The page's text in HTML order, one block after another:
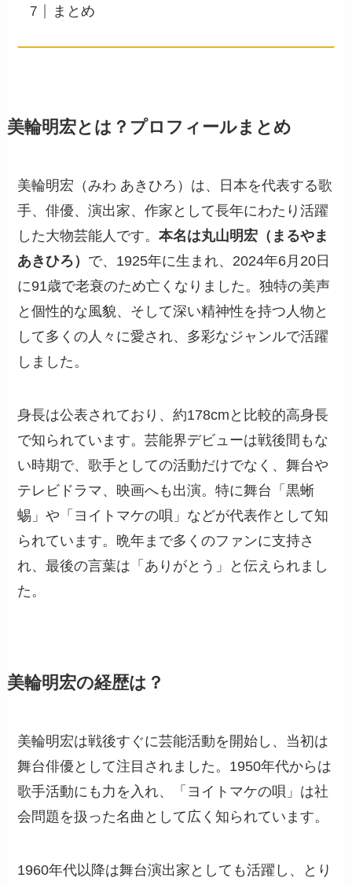
まとめ
美輪明宏とは？プロフィールまとめ
美輪明宏（みわ あきひろ）は、日本を代表する歌
手、俳優、演出家、作家として長年にわたり活躍
した大物芸能人です。本名は丸山明宏（まるやま
あきひろ） で、1925年に生まれ、2024年6月20日
に91歳で老衰のため亡くなりました。独特の美声
と個性的な風貌、そして深い精神性を持つ人物と
して多くの人々に愛され、多彩なジャンルで活躍
しました。
身長は公表されており、約178cmと比較的高身長
で知られています。芸能界デビューは戦後間もな
い時期で、歌手としての活動だけでなく、舞台や
テレビドラマ、映画へも出演。特に舞台「黒蜥
蜴」や「ヨイトマケの唄」などが代表作として知
られています。晩年まで多くのファンに支持さ
れ、最後の言葉は「ありがとう」と伝えられまし
た。
美輪明宏の経歴は？
美輪明宏は戦後すぐに芸能活動を開始し、当初は
舞台俳優として注目されました。1950年代からは
歌手活動にも力を入れ、「ヨイトマケの唄」は社
会問題を扱った名曲として広く知られています。
1960年代以降は舞台演出家としても活躍し、とり